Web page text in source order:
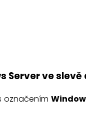
Server ve slevě
označením